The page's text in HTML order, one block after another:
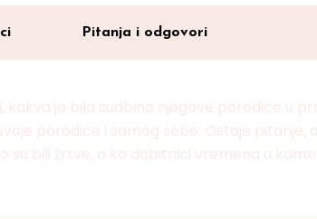
Pitanja i odgovori
kakva je bila sudbina njegove porodice u
porodice i samog sebe. Ostaje pitanje,
su bili žrtve, a ko dobitnici vremena u kome